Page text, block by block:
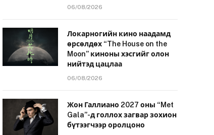
06/08/2026
Локарногийн кино наадамд
өрсөлдөх “The House on the
Moon” киноны хэсгийг олон
нийтэд цацлаа
06/08/2026
Жон Галлиано 2027 оны “Met
Gala”-д голлох загвар зохион
бүтээгчээр оролцоно